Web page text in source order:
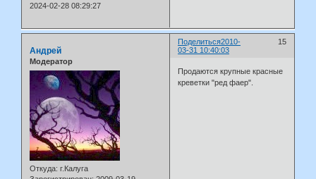
2024-02-28 08:29:27
Поделиться 15
2010-
03-31 10:40:03
Андрей
Модератор
Откуда: г.Калуга
Продаются крупные красные
креветки "ред фаер".